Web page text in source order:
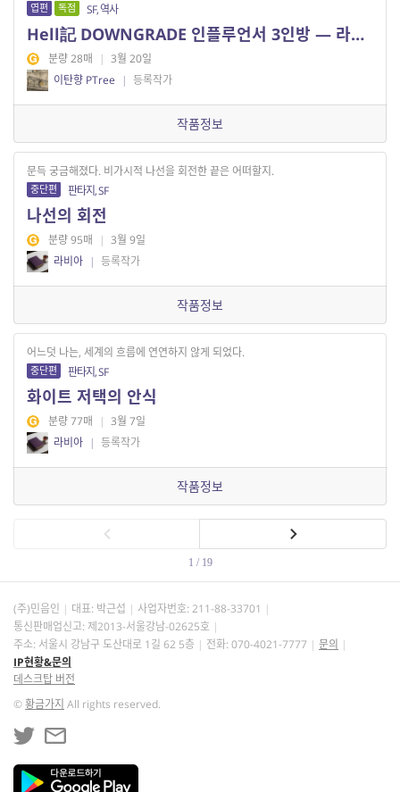
엽편 독점 SF, 역사
Hell記 DOWNGRADE 인플루언서 3인방 — 라이브 / 해설 / 숏츠 + 댓글 +
분량 28매 | 3월 20일
이탄향 PTree
| 등록작가
작품정보
문득 궁금해졌다. 비가시적 나선을 회전한 끝은 어떠할지.
중단편 판타지, SF
나선의 회전
분량 95매 | 3월 9일
라비아 | 등록작가
작품정보
어느덧 나는, 세계의 흐름에 연연하지 않게 되었다.
중단편 판타지, SF
화이트 저택의 안식
분량 77매 | 3월 7일
라비아 | 등록작가
작품정보
1 / 19
(주)민음인 대표: 박근섭 사업자번호: 211-88-33701
통신판매업신고: 제2013-서울강남-02625호
주소: 서울시 강남구 도산대로 1길 62 5층
전화: 070-4021-7777
문의
IP현황&문의
데스크탑 버전
©황금가지 All rights reserved.